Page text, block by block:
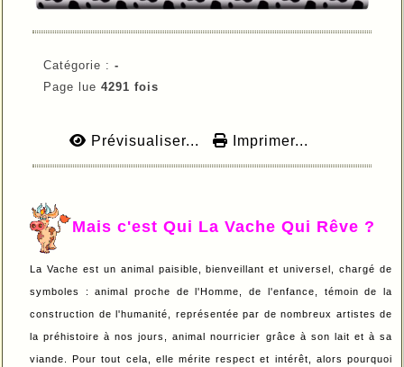
Catégorie : -
Page lue 4291 fois
Prévisualiser... Imprimer...
Mais c'est Qui La Vache Qui Rêve ?
La Vache est un animal paisible, bienveillant et universel, chargé de
symboles : animal proche de l'Homme, de l'enfance, témoin de la
construction de l'humanité, représentée par de nombreux artistes de
la préhistoire à nos jours, animal nourricier grâce à son lait et à sa
viande. Pour tout cela, elle mérite respect et intérêt, alors pourquoi